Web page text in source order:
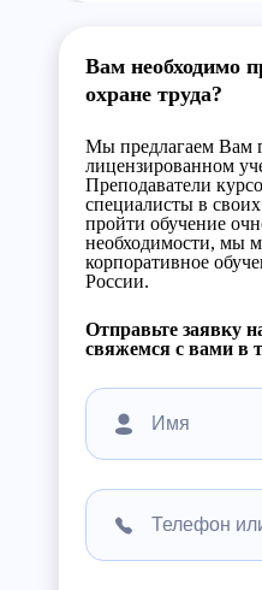
Вам необходимо
охране труда?
Мы предлагаем Вам
лицензированном
Преподаватели
специалисты в
пройти обучение
необходимости, мы
корпоративное
России.
Отправьте заявку
свяжемся с вами в